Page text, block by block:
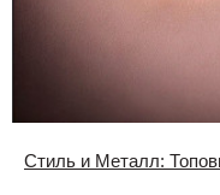
Стиль и Металл: